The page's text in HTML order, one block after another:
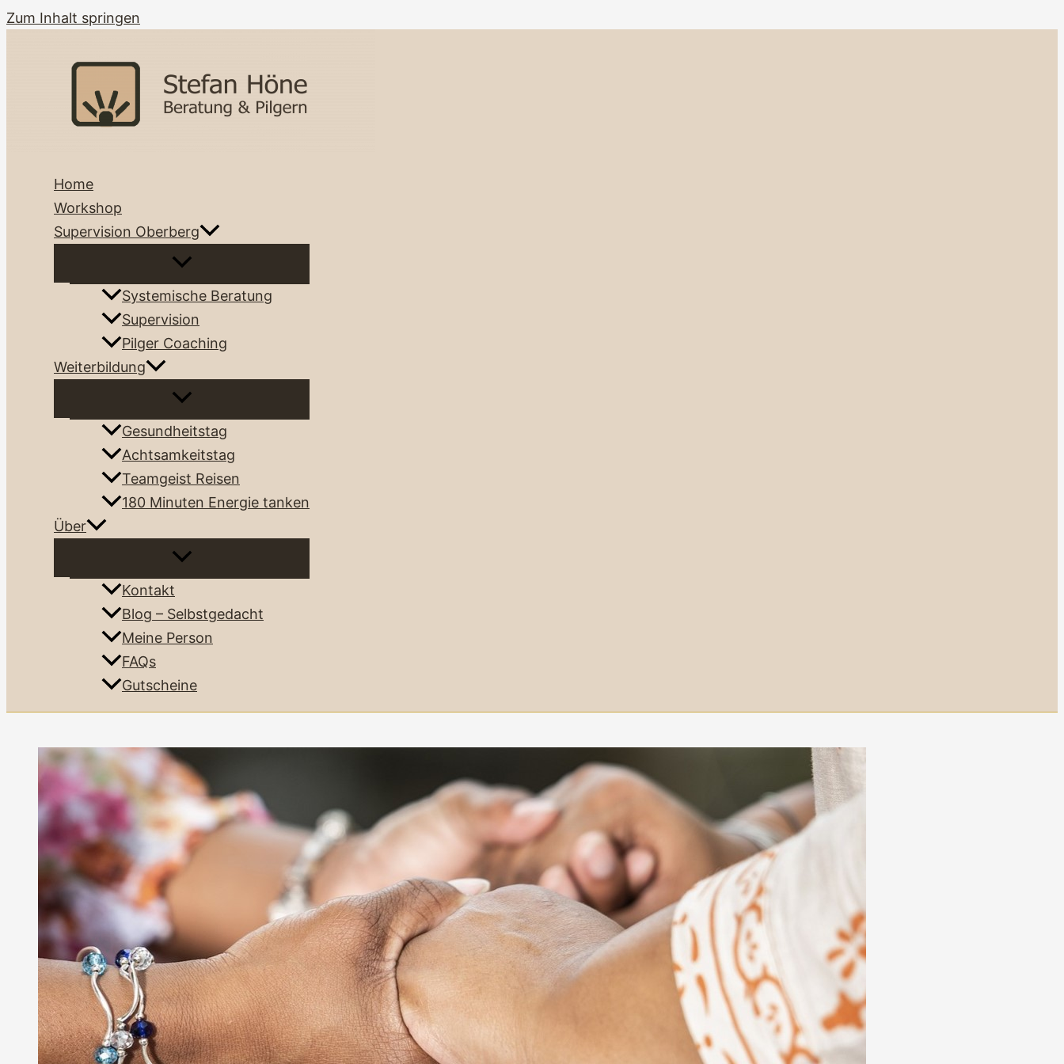
Zum Inhalt springen
Home
Workshop
Supervision Oberberg
Systemische Beratung
Supervision
Pilger Coaching
Weiterbildung
Gesundheitstag
Achtsamkeitstag
Teamgeist Reisen
180 Minuten Energie tanken
Über
Kontakt
Blog – Selbstgedacht
Meine Person
FAQs
Gutscheine